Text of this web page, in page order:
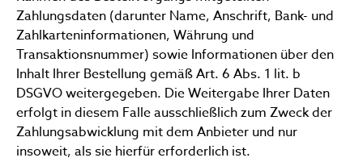
Zahlungsdaten (darunter Name, Anschrift, Bank- und
Zahlkarteninformationen, Währung und
Transaktionsnummer) sowie Informationen über den
Inhalt Ihrer Bestellung gemäß Art. 6 Abs. 1 lit. b
DSGVO weitergegeben. Die Weitergabe Ihrer Daten
erfolgt in diesem Falle ausschließlich zum Zweck der
Zahlungsabwicklung mit dem Anbieter und nur
insoweit, als sie hierfür erforderlich ist.